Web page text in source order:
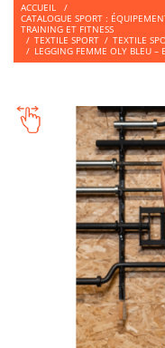
ACCUEIL
/
CATALOGUE SPORT :
TRAINING ET FITNESS
/ TEXTILE SPORT / TEXTILE
/ LEGGING FEMME OLY BLEU –